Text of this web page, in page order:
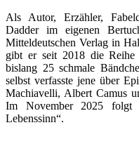
Als Autor, Erzähler,
Dadder im eigenen
Mitteldeutschen Verlag in
gibt er seit 2018 die Reihe
bislang 25 schmale
selbst verfasste jene über
Machiavelli, Albert Camus
Im November 2025 folgt
Lebenssinn“.